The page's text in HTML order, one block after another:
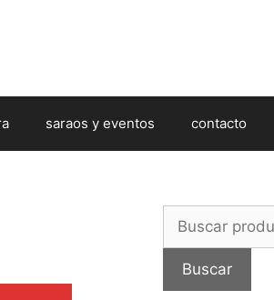
saraos y eventos contacto
por:
Buscar